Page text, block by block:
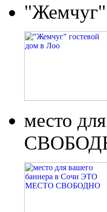
"Жемчуг"
место